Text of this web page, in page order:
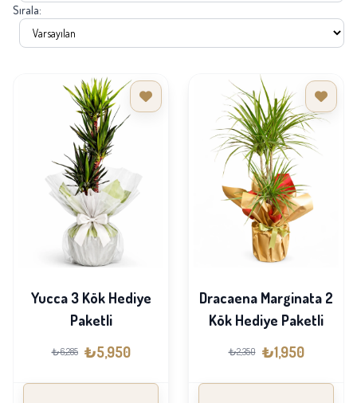
Sırala:
Yucca 3 Kök Hediye
Paketli
₺6,285 ₺5,950
Dracaena Marginata 2
Kök Hediye Paketli
₺2,350 ₺1,950